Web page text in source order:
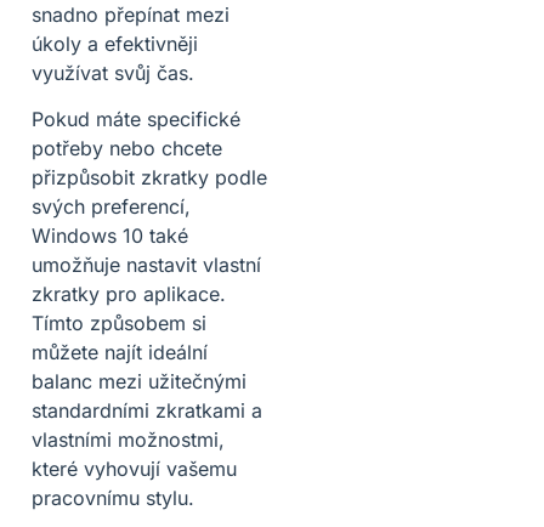
snadno přepínat mezi
úkoly a efektivněji
využívat svůj čas.
Pokud máte specifické
potřeby nebo chcete
přizpůsobit zkratky podle
svých preferencí,
Windows 10 také
umožňuje nastavit vlastní
zkratky pro aplikace.
Tímto způsobem si
můžete najít ideální
balanc mezi užitečnými
standardními zkratkami a
vlastními možnostmi,
které vyhovují vašemu
pracovnímu stylu.